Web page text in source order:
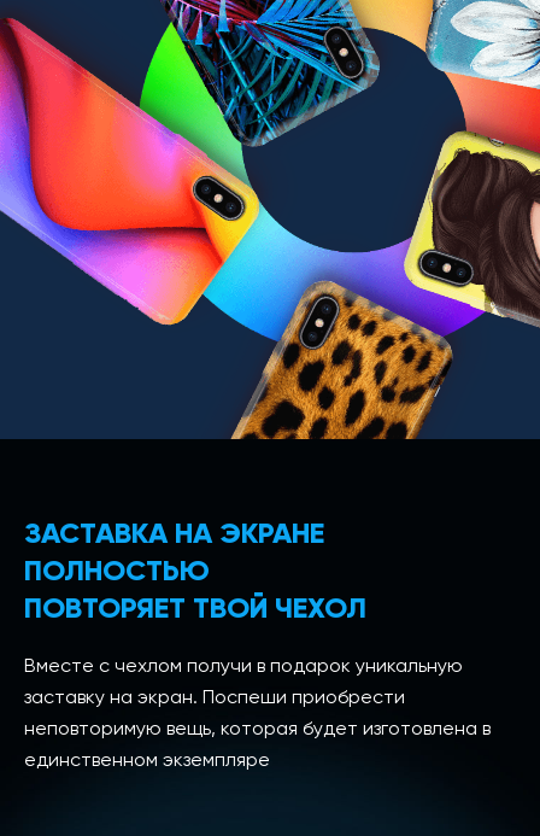
ЗАСТАВКА НА ЭКРАНЕ
ПОЛНОСТЬЮ
ПОВТОРЯЕТ ТВОЙ ЧЕХОЛ
Вместе с чехлом получи в подарок уникальную
заставку на экран. Поспеши приобрести
неповторимую вещь, которая будет изготовлена в
единственном экземпляре